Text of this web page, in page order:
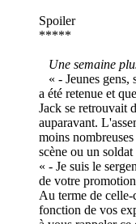
Spoiler
*****
Une semaine
« - Jeunes gens,
a été retenue et
Jack se retrouvait
auparavant.
moins
scène ou un
« - Je suis le
de votre
Au terme de
fonction de vos